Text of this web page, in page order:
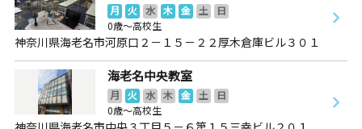
月 火 水 木 金 土
日
0歳～高校生
神奈川県海老名市河原口２－１５－２２厚木倉庫ビル３０１
海老名中央教室
月 火 水 木 金 土
日
0歳～高校生